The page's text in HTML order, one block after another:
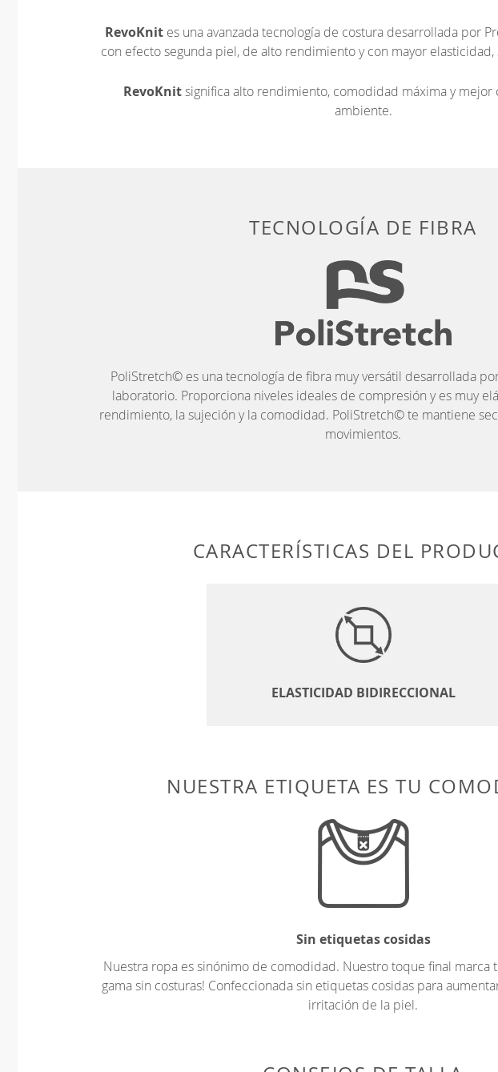
RevoKnites una avanzada tecnología de costura desarrollada por
con efecto segunda piel, de alto rendimiento y con mayor
RevoKnitsignifica alto rendimiento, comodidad máxima y
ambiente.
TECNOLOGÍA DE FIBRA
PoliStretch© es una tecnología de fibra muy versátil desarrollada
laboratorio. Proporciona niveles ideales de compresión y es muy
rendimiento, la sujeción y la comodidad. PoliStretch© te mantiene
movimientos.
CARACTERÍSTICAS DEL
ELASTICIDAD BIDIRECCIONAL
NUESTRA ETIQUETA ES TU
Sin etiquetas cosidas
Nuestra ropa es sinónimo de comodidad. Nuestro toque final marca
gama sin costuras! Confeccionada sin etiquetas cosidas para
irritación de la piel.